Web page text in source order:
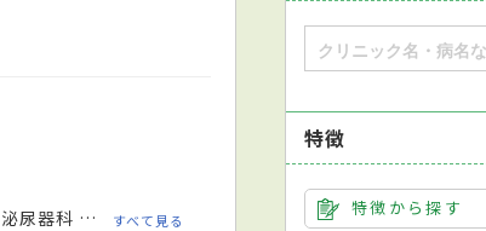
泌尿器科 眼科 リハビリテーション科 歯科
すべて見る
特徴
特徴から探す